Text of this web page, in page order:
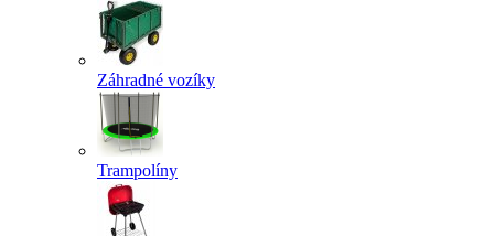
Záhradné vozíky
Trampolíny